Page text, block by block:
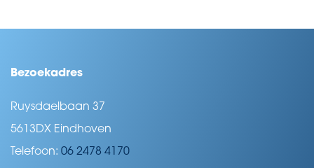
Bezoekadres
Ruysdaelbaan 37
5613DX Eindhoven
Telefoon: 06 2478 4170